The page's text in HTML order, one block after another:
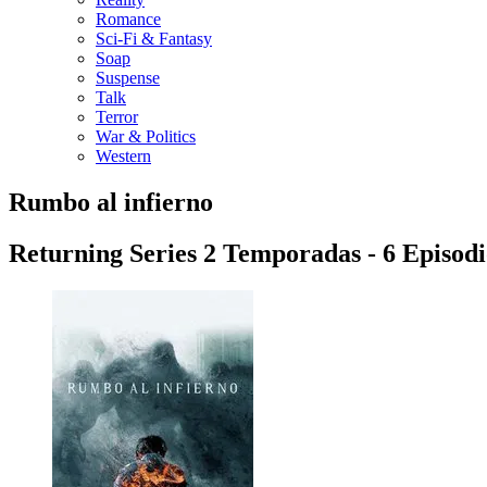
Romance
Sci-Fi & Fantasy
Soap
Suspense
Talk
Terror
War & Politics
Western
Rumbo al infierno
Returning Series 2 Temporadas - 6